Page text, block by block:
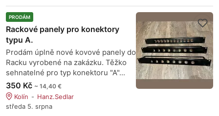
PRODÁM
Rackové panely pro konektory
typu A.
Prodám úplně nové kovové panely do
Racku vyrobené na zakázku. Těžko
sehnatelné pro typ konektoru "A"...
350 Kč ~ 14,40 €
Kolín
Hanz.Sedlar
středa 5. srpna